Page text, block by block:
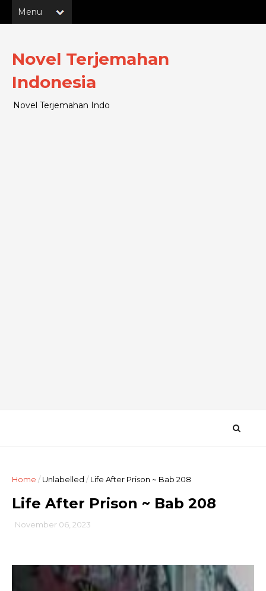
Novel Terjemahan
Indonesia
Novel Terjemahan Indo
Home /Unlabelled / Life After Prison ~ Bab 208
Life After Prison ~ Bab 208
November 06, 2023